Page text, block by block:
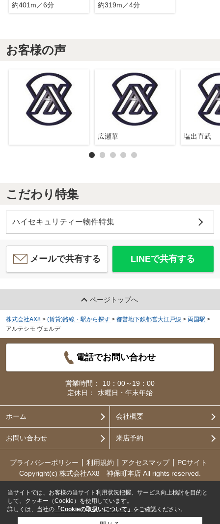
約401m／6分
約319m／4分
お客様の声
広瀬華 塩出直武
こだわり特集
ハイセキュリティー物件特集
メールで共有する LINEで共有する
ページトップへ
株式会社AX8 > (賃貸)路線・駅から探す > 都営地下鉄都営大江戸線 > 両国駅 >
アルテシモ ヴェルデ
電話でお問い合わせ
営業時間：
10：00～19：00
定休日：
水曜日・年末年始
ホーム 会社概要
お問い合わせ 来店予約
プライバシーポリシー 利用規約 アクセスマップ
PCサイト
Copyright(c) 株式会社AX8 神保町本店 All rights reserved.
当サイトでは、お客様の当サイト利用状況把握、サービス向上検討を目的と
して、クッキー（Cookie）を使用しています。
詳しくは、当社の 「Cookieの取扱いについて」 をご確認ください。